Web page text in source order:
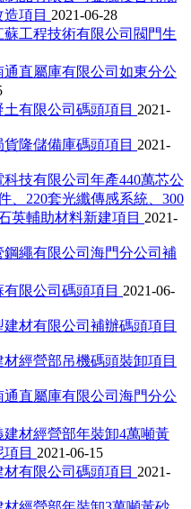
項目 2021-06-28
蘇工程技術有限公司閥門生
通直屬庫有限公司如東分公
土有限公司碼頭項目 2021-
貨隆儲備庫碼頭項目 2021-
科技有限公司年產440萬芯公
、220套光纖傳感系統、300
英輔助材料新建項目 2021-
鋼繩有限公司海門分公司補
有限公司碼頭項目 2021-06-
建材有限公司補辦碼頭項目
材經營部吊機碼頭裝卸項目
通直屬庫有限公司海門分公
建材經營部年裝卸4萬噸黃
目 2021-06-15
材有限公司碼頭項目 2021-